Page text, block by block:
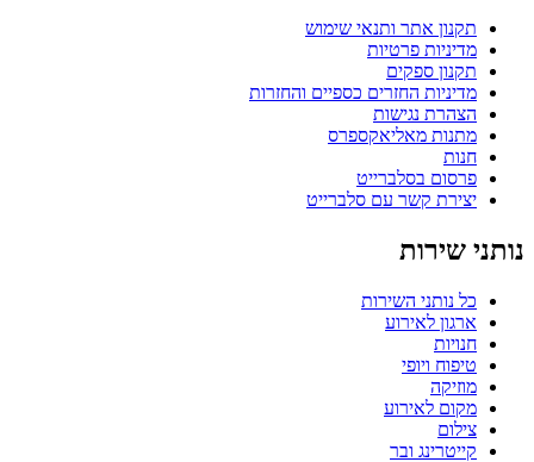
תקנון אתר ותנאי שימוש
מדיניות פרטיות
תקנון ספקים
מדיניות החזרים כספיים והחזרות
הצהרת נגישות
מתנות מאליאקספרס
חנות
פרסום בסלברייט
יצירת קשר עם סלברייט
נותני שירות
כל נותני השירות
ארגון לאירוע
חנויות
טיפוח ויופי
מוזיקה
מקום לאירוע
צילום
קייטרינג ובר